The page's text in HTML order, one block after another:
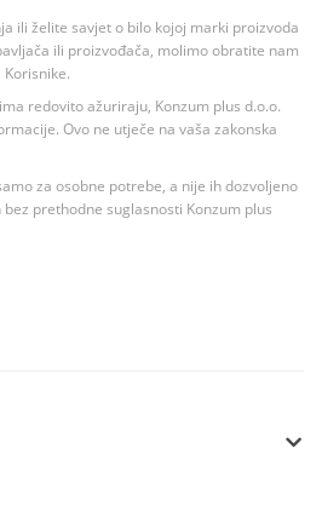
ili želite savjet o bilo kojoj marki proizvoda
ili proizvođača, molimo obratite nam
redovito ažuriraju, Konzum plus d.o.o.
Ovo ne utječe na vaša zakonska
za osobne potrebe, a nije ih dozvoljeno
prethodne suglasnosti Konzum plus